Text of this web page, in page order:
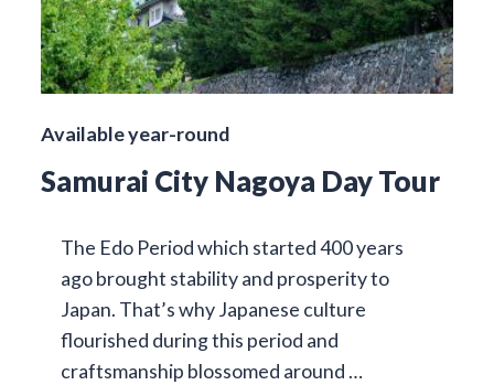
Available year-round
Samurai City Nagoya Day Tour
The Edo Period which started 400 years
ago brought stability and prosperity to
Japan. That’s why Japanese culture
flourished during this period and
craftsmanship blossomed around …